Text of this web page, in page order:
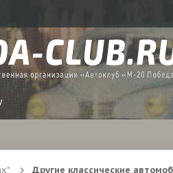
Другие классические